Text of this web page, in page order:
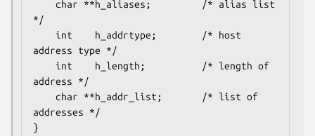
*/
address type */
address */
addresses */
}